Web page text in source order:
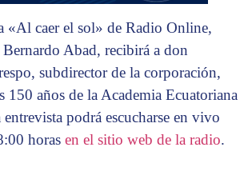
«Al caer el sol» de Radio Online,
Abad, recibirá a don
subdirector de la corporación,
150 años de la Academia Ecuatoriana
podrá escucharse en vivo
horas en el sitio web de la radio.